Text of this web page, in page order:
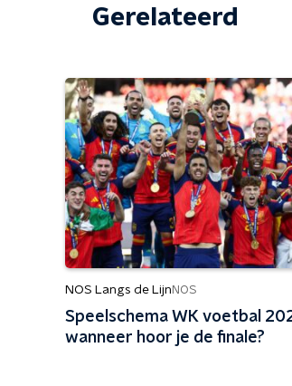
Gerelateerd
NOS Langs de Lijn NOS
Speelschema WK voetbal
wanneer hoor je de finale?